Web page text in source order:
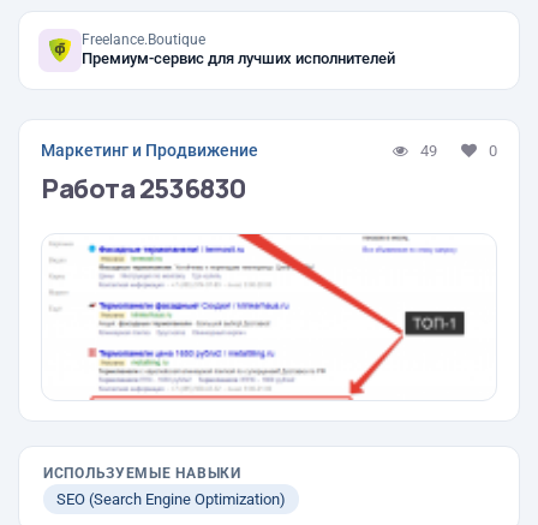
Freelance.Boutique
Премиум-сервис для лучших исполнителей
Маркетинг и Продвижение 49 0
Работа 2536830
ИСПОЛЬЗУЕМЫЕ НАВЫКИ
SEO (Search Engine Optimization)